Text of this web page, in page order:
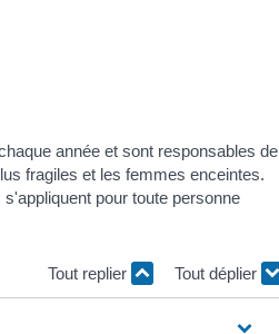
année et sont responsables de
fragiles et les femmes enceintes.
pour toute personne
Tout replier Tout déplier